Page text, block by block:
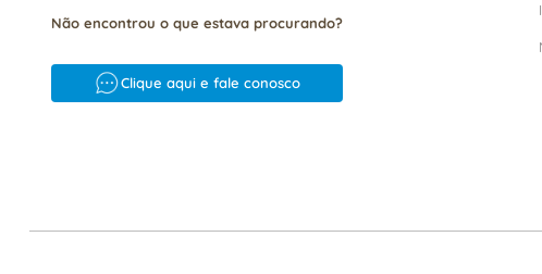
Não encontrou o que estava procurando?
Clique aqui e fale conosco